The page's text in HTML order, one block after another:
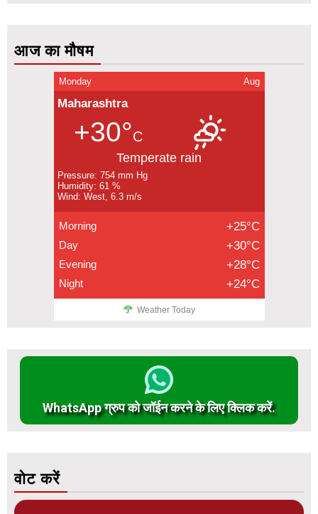
आज का मौषम
Monday Aug
Maharashtra
+30°C
Temperate rain
Pressure: 754 mm Hg
Humidity: 61 %
Wind: West, 6.3 m/s
Morning +25°C
Day +30°C
Evening +28°C
Night +24°C
Weather Today
WhatsApp ग्रुप को जॉईन करने के लिए क्लिक करें.
वोट करें